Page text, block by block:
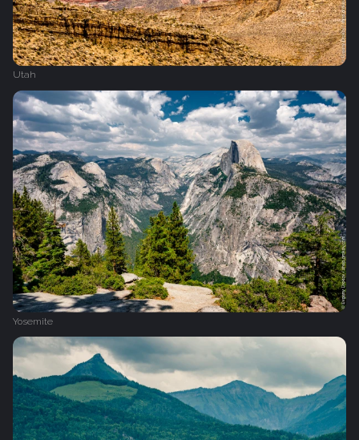
Utah
Yosemite